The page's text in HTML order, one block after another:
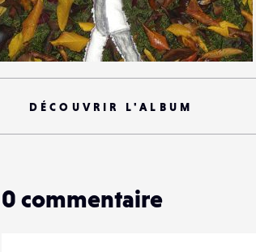
2
18
DÉCOUVRIR L'ALBUM
0 commentaire